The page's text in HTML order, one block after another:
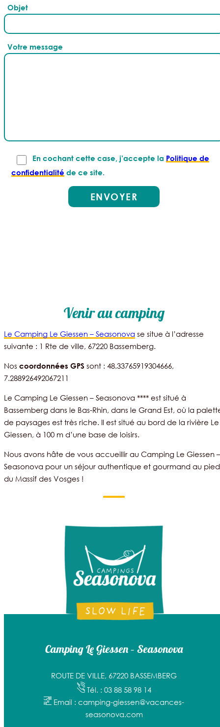
Objet
Votre message
En cochant cette case, j’accepte la Politique de
confidentialité de ce site.
Venir au camping
Le Camping Le Giessen – Seasonova se situe à l’adresse
suivante : 1 Rte de ville, 67220 Bassemberg.
Nos coordonnées GPS sont : 48.33765919304666,
7.288926492067211
Le Camping Le Giessen – Seasonova **** est situé à
Bassemberg dans le Bas-Rhin, dans le Grand Est, où la
de paysages est très riche. Il est situé au bord de la rivière Le
Giessen, à 100 m d’une base de loisirs.
Nous avons hâte de vous accueillir au Camping Le Giessen –
Seasonova pour un séjour authentique et gourmand au pied
du Massif des Vosges !
Camping Le Giessen – Seasonova
ROUTE DE VILLE, 67220 BASSEMBERG
Tél. : 03 88 58 98 14
Email : camping-giessen@vacances-
seasonova.com